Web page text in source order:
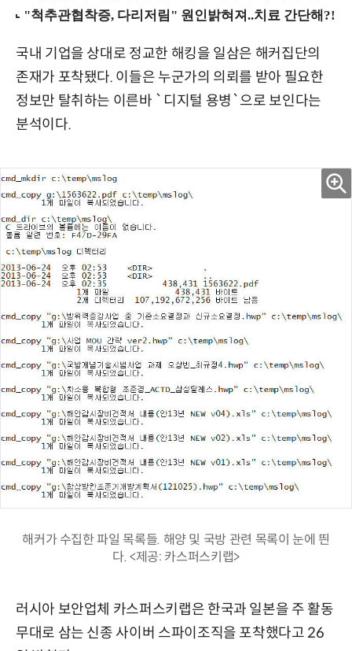
국내 기업을 상대로 정교한 해킹을 일삼은 해커집단의
존재가 포착됐다. 이들은 누군가의 의뢰를 받아 필요한
정보만 탈취하는 이른바 `디지털 용병`으로 보인다는
분석이다.
해커가 수집한 파일 목록들. 해양 및 국방 관련 목록이 눈에 띈
다. <제공: 카스퍼스키랩>
러시아 보안업체 카스퍼스키랩은 한국과 일본을 주 활동
무대로 삼는 신종 사이버 스파이조직을 포착했다고 26